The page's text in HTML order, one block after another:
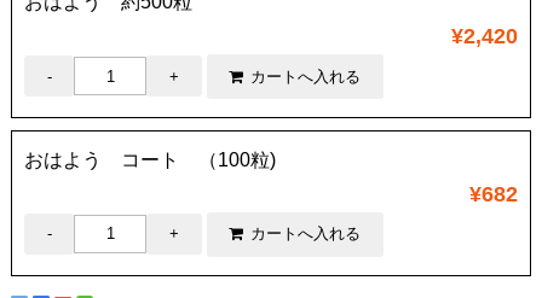
¥2,420
おはよう コート （100粒)
¥682